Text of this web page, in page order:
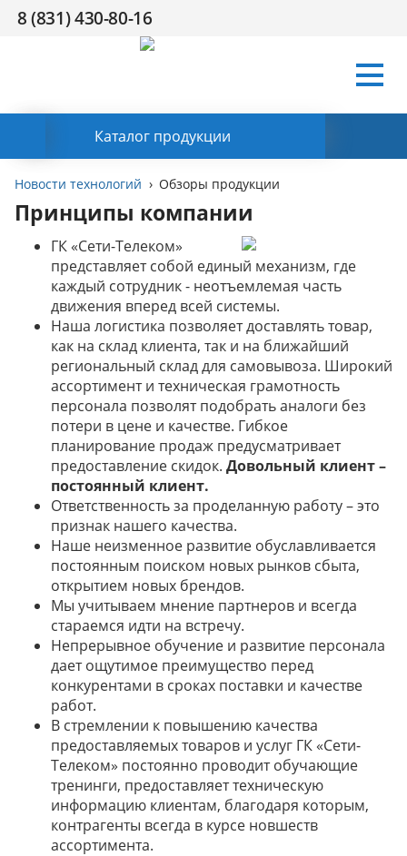
8 (831) 430-80-16
Каталог продукции
Компания СертификатыПоддержкаHRКонтакты
Новости технологий Обзоры продукции
Принципы компании
ГК «Сети-Телеком»
представляет собой единый механизм, где
каждый сотрудник - неотъемлемая часть
движения вперед всей системы.
Наша логистика позволяет доставлять товар,
как на склад клиента, так и на ближайший
региональный склад для самовывоза. Широкий
ассортимент и техническая грамотность
персонала позволят подобрать аналоги без
потери в цене и качестве. Гибкое
планирование продаж предусматривает
предоставление скидок. Довольный клиент –
постоянный клиент.
Ответственность за проделанную работу – это
признак нашего качества.
Наше неизменное развитие обуславливается
постоянным поиском новых рынков сбыта,
открытием новых брендов.
Мы учитываем мнение партнеров и всегда
стараемся идти на встречу.
Непрерывное обучение и развитие персонала
дает ощутимое преимущество перед
конкурентами в сроках поставки и качестве
работ.
В стремлении к повышению качества
предоставляемых товаров и услуг ГК «Сети-
Телеком» постоянно проводит обучающие
тренинги, предоставляет техническую
информацию клиентам, благодаря которым,
контрагенты всегда в курсе новшеств
ассортимента.